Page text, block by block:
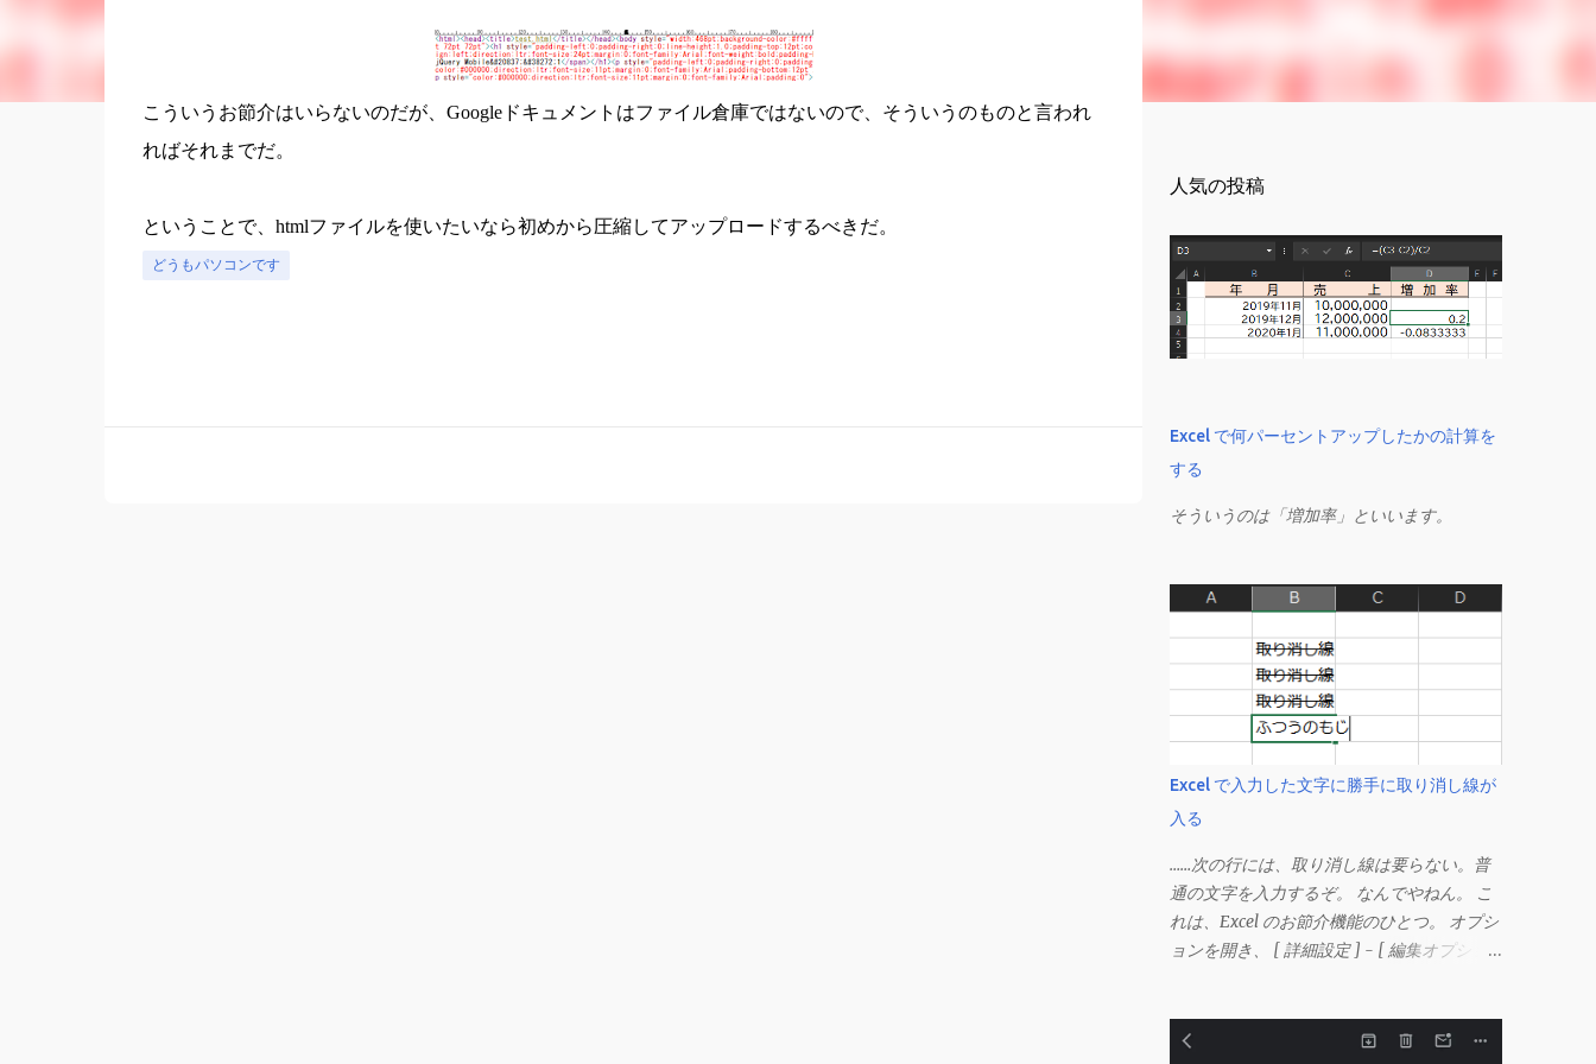
こういうお節介はいらないのだが、Googleドキュメントはファイル倉庫ではないので、そういうのものと言われ
ればそれまでだ。
ということで、htmlファイルを使いたいなら初めから圧縮してアップロードするべきだ。
どうもパソコンです
人気の投稿
Excel で何パーセントアップしたかの計算を
する
そういうのは「増加率」といいます。
Excel で入力した文字に勝手に取り消し線が
入る
……次の行には、取り消し線は要らない。普
通の文字を入力するぞ。 なんでやねん。 こ
れは、Excel のお節介機能のひとつ。 オプシ
ョンを開き、 [ 詳細設定 ] - [ 編集オプショ
能は、同じ形式（この場合は取り消し線）が